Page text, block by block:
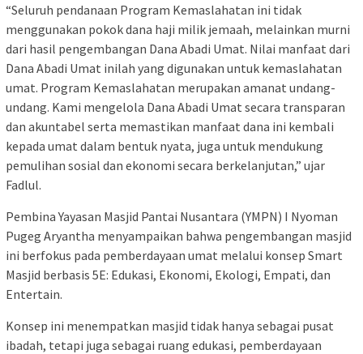
“Seluruh pendanaan Program Kemaslahatan ini tidak
menggunakan pokok dana haji milik jemaah, melainkan murni
dari hasil pengembangan Dana Abadi Umat. Nilai manfaat dari
Dana Abadi Umat inilah yang digunakan untuk kemaslahatan
umat. Program Kemaslahatan merupakan amanat undang-
undang. Kami mengelola Dana Abadi Umat secara transparan
dan akuntabel serta memastikan manfaat dana ini kembali
kepada umat dalam bentuk nyata, juga untuk mendukung
pemulihan sosial dan ekonomi secara berkelanjutan,” ujar
Fadlul.
Pembina Yayasan Masjid Pantai Nusantara (YMPN) I Nyoman
Pugeg Aryantha menyampaikan bahwa pengembangan masjid
ini berfokus pada pemberdayaan umat melalui konsep Smart
Masjid berbasis 5E: Edukasi, Ekonomi, Ekologi, Empati, dan
Entertain.
Konsep ini menempatkan masjid tidak hanya sebagai pusat
ibadah, tetapi juga sebagai ruang edukasi, pemberdayaan